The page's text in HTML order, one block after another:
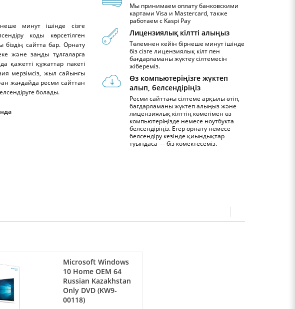
минут ішінде сізге
коды көрсетілген
біздің сайтта бар. Орнату
және заңды тұлғаларға
қажетті құжаттар пакеті
мерзімсіз, жыл сайынғы
жағдайда ресми сайттан
болады.
Мы принимаем оплату банковскими
картами Visa и Mastercard, также
работаем с Kaspi Pay
Лицензиялық кілтті алыңыз
Төлемнен кейін бірнеше минут ішінде
біз сізге лицензиялық кілт пен
бағдарламаны жүктеу сілтемесін
жібереміз.
Өз компьютеріңізге жүктеп
алып, белсендіріңіз
Ресми сайттағы сілтеме арқылы өтіп,
бағдарламаны жүктеп алыңыз және
лицензиялық кілттің көмегімен өз
компьютеріңізде немесе ноутбукта
белсендіріңіз. Егер орнату немесе
белсендіру кезінде қиындықтар
туындаса — біз көмектесеміз.
Microsoft Windows
10 Home ОЕМ 64
Russian Kazakhstan
Only DVD (KW9-
00118)